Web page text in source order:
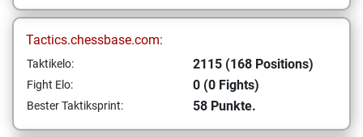
Tactics.chessbase.com:
Taktikelo: 2115 (168 Positions)
Fight Elo: 0 (0 Fights)
Bester Taktiksprint: 58 Punkte.